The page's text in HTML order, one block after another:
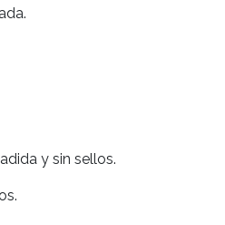
y sin sellos.